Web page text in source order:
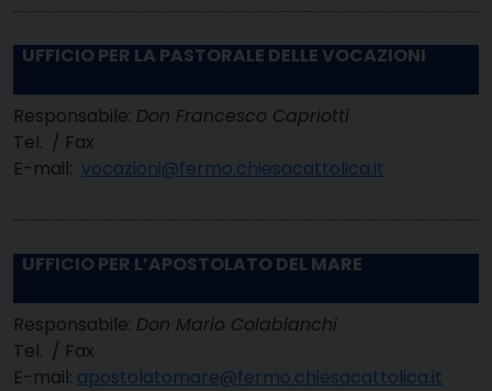
UFFICIO PER LA PASTORALE DELLE VOCAZIONI
Responsabile: Don Francesco Capriotti
Tel. / Fax
E-mail: vocazioni@fermo.chiesacattolica.it
UFFICIO PER L’APOSTOLATO DEL MARE
Responsabile: Don Mario Colabianchi
Tel. / Fax
E-mail: apostolatomare@fermo.chiesacattolica.it